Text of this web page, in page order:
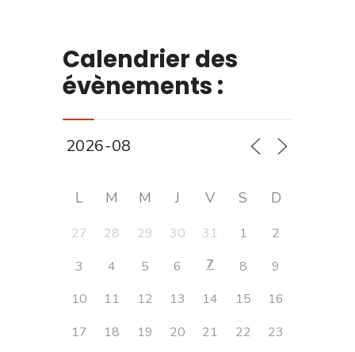
Calendrier des
évènements :
L M M J V S D
27 28 29 30 31 1
2
3
4 5 6 7 8
9
10
11 12 13 14 15
16
17
18 19 20 21 22
23